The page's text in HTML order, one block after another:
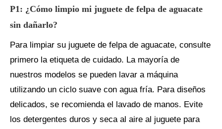
P1: ¿Cómo limpio mi juguete de felpa de aguacate
sin dañarlo?
Para limpiar su juguete de felpa de aguacate, consulte
primero la etiqueta de cuidado. La mayoría de
nuestros modelos se pueden lavar a máquina
utilizando un ciclo suave con agua fría. Para diseños
delicados, se recomienda el lavado de manos. Evite
los detergentes duros y seca al aire al juguete para